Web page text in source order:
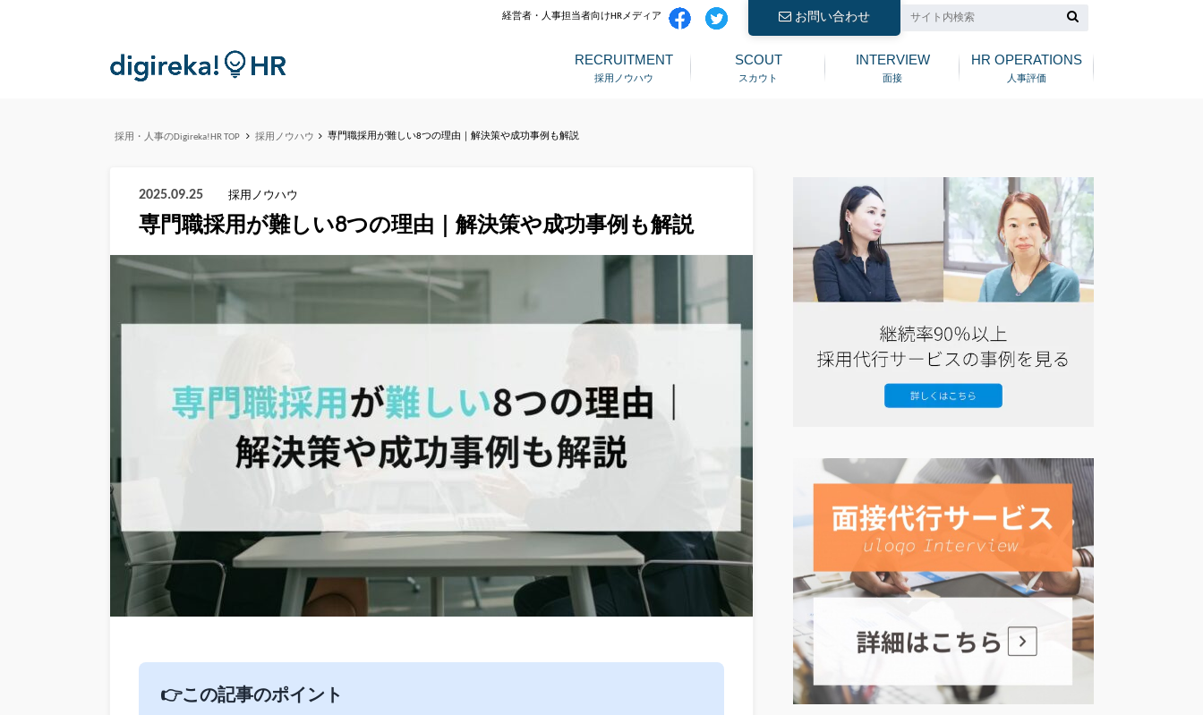
経営者・人事担当者向けHRメディア お問い合わせ
採用ノウハウ
RECRUITMENT
スカウト
SCOUT
面接
INTERVIEW
人事評価
HR OPERATIONS
採用・人事のDigireka!HR TOP 採用ノウハウ 専門職採用が難しい8つの理由｜解決策や成功事例も解説
2025.09.25 採用ノウハウ
専門職採用が難しい8つの理由｜解決策や成功事例も解説
👉この記事のポイント